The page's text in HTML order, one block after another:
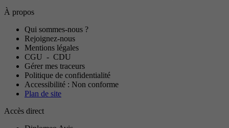
À propos
Qui sommes-nous ?
Rejoignez-nous
Mentions légales
CGU - CDU
Gérer mes traceurs
Politique de confidentialité
Accessibilité : Non conforme
Plan de site
Accès direct